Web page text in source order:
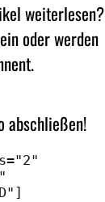
weiterlesen?
oder werden
abschließen!